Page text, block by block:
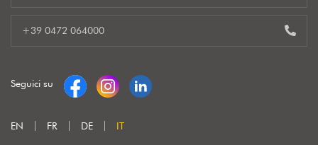
+39 0472 064000
Seguici su
EN FR DE IT